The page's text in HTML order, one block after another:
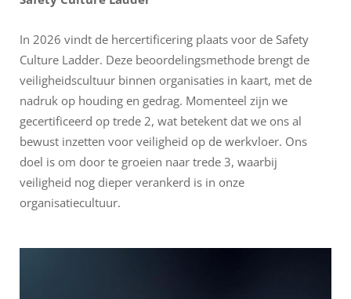
In 2026 vindt de hercertificering plaats voor de Safety
Culture Ladder. Deze beoordelingsmethode brengt de
veiligheidscultuur binnen organisaties in kaart, met de
nadruk op houding en gedrag. Momenteel zijn we
gecertificeerd op trede 2, wat betekent dat we ons al
bewust inzetten voor veiligheid op de werkvloer. Ons
doel is om door te groeien naar trede 3, waarbij
veiligheid nog dieper verankerd is in onze
organisatiecultuur.